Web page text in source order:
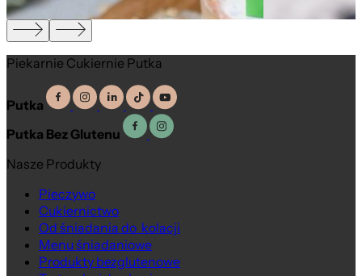
Piekarnie Cukiernie Putka
Putka
Putka Bez Glutenu
Nasze Produkty
Pieczywo
Cukiernictwo
Od śniadania do kolacji
Menu śniadaniowe
Produkty bezglutenowe